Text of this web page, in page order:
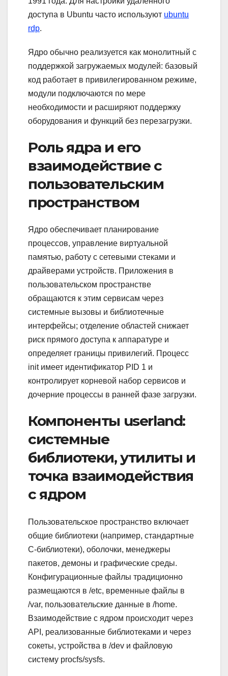
доступа в Ubuntu часто используют ubuntu
rdp.
Ядро обычно реализуется как монолитный с
поддержкой загружаемых модулей: базовый
код работает в привилегированном режиме,
модули подключаются по мере
необходимости и расширяют поддержку
оборудования и функций без перезагрузки.
Роль ядра и его
взаимодействие с
пользовательским
пространством
Ядро обеспечивает планирование
процессов, управление виртуальной
памятью, работу с сетевыми стеками и
драйверами устройств. Приложения в
пользовательском пространстве
обращаются к этим сервисам через
системные вызовы и библиотечные
интерфейсы; отделение областей снижает
риск прямого доступа к аппаратуре и
определяет границы привилегий. Процесс
init имеет идентификатор PID 1 и
контролирует корневой набор сервисов и
дочерние процессы в ранней фазе загрузки.
Компоненты userland:
системные
библиотеки, утилиты и
точка взаимодействия
с ядром
Пользовательское пространство включает
общие библиотеки (например, стандартные
C-библиотеки), оболочки, менеджеры
пакетов, демоны и графические среды.
Конфигурационные файлы традиционно
размещаются в /etc, временные файлы в
/var, пользовательские данные в /home.
Взаимодействие с ядром происходит через
API, реализованные библиотеками и через
сокеты, устройства в /dev и файловую
систему procfs/sysfs.